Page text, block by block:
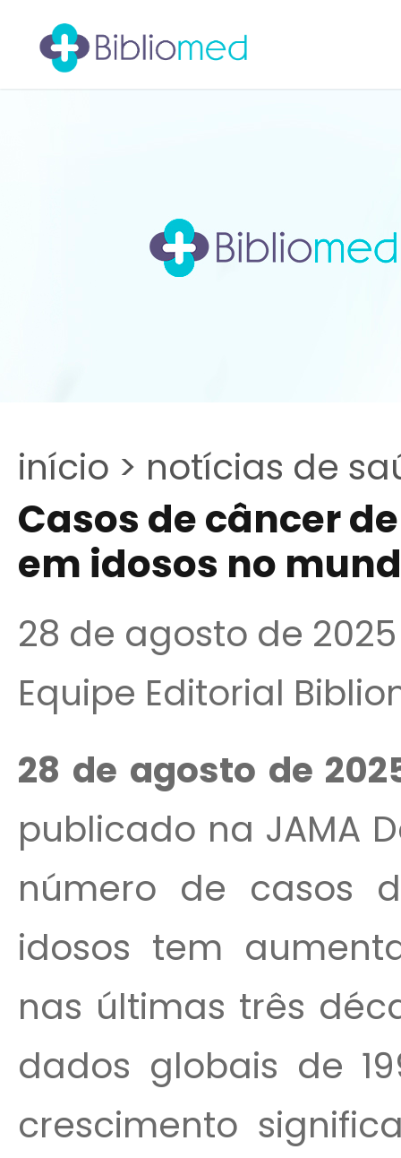
início > notícias de
Casos de câncer
em idosos no
28 de agosto de 2025
Equipe Editorial
28 de agosto de
publicado na JAMA
número de casos
idosos tem
nas últimas três
dados globais de
crescimento